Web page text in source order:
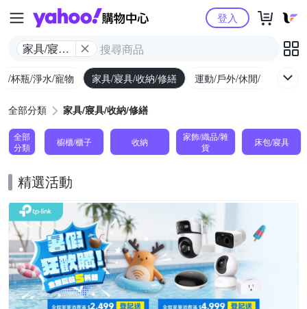
Yahoo購物中心
家具/寢具/
登入
/杯瓶/淨水/寵物 家具/寢具/收納/修繕 運動/戶外/休閒/健身
全部分類 家具/寢具/收納/修繕
全部
分類
櫥櫃/櫃子 收納
家飾/織品/雜
貨
床包/寢具
精選活動